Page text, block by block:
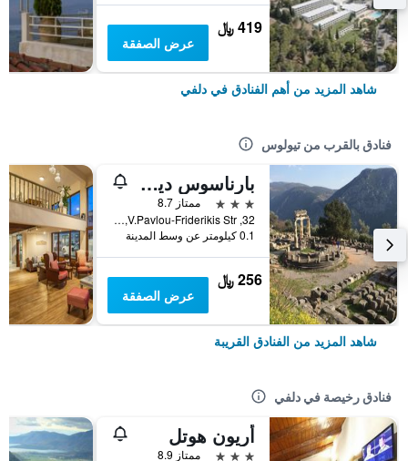
419 ﷼
عرض الصفقة
شاهد المزيد من أهم الفنادق في دلفي
فنادق بالقرب من تيولوس
بارناسوس ديلفي هوتل
3 نجوم
ممتاز 8.7
32, V.Pavlou-Friderikis Str, دلفي, اليونان
0.1 كيلومتر عن وسط المدينة
256 ﷼
عرض الصفقة
شاهد المزيد من الفنادق القريبة
فنادق رخيصة في دلفي
أريون هوتل
3 نجوم
ممتاز 8.9